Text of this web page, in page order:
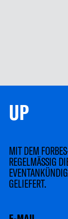
UP
MIT DEM
REGELMÄSSIG
GELIEFERT.